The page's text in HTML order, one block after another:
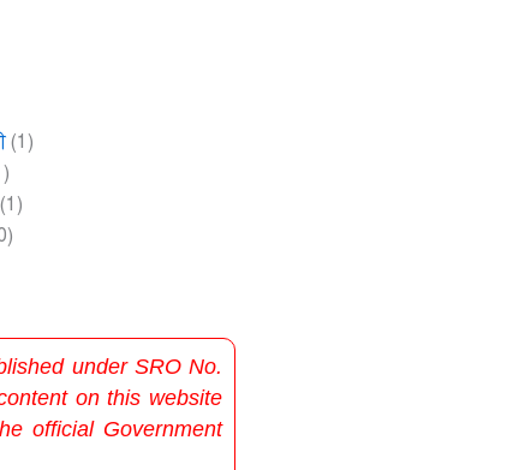
(1)
under SRO No.
on this website
official Government